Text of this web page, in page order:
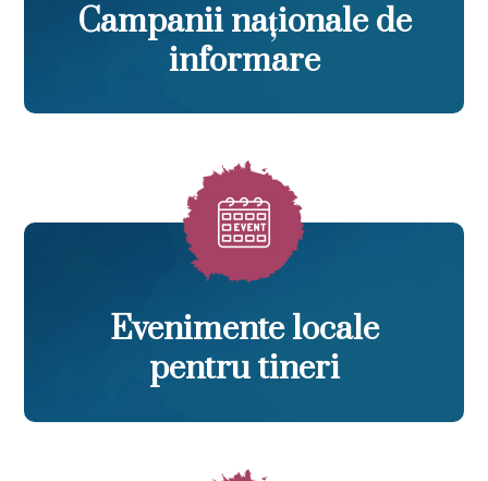
Campanii naționale de
informare
Evenimente locale
pentru tineri